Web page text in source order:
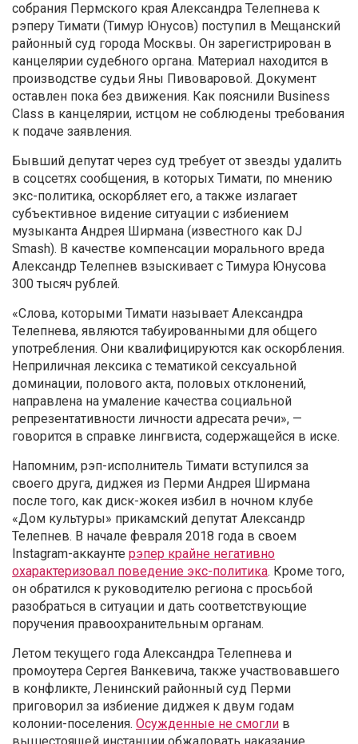
собрания Пермского края Александра Телепнева к
рэперу Тимати (Тимур Юнусов) поступил в Мещанский
районный суд города Москвы. Он зарегистрирован в
канцелярии судебного органа. Материал находится в
производстве судьи Яны Пивоваровой. Документ
оставлен пока без движения. Как пояснили Business
Class в канцелярии, истцом не соблюдены требования
к подаче заявления.
Бывший депутат через суд требует от звезды удалить
в соцсетях сообщения, в которых Тимати, по мнению
экс-политика, оскорбляет его, а также излагает
субъективное видение ситуации с избиением
музыканта Андрея Ширмана (известного как DJ
Smash). В качестве компенсации морального вреда
Александр Телепнев взыскивает с Тимура Юнусова
300 тысяч рублей.
«Слова, которыми Тимати называет Александра
Телепнева, являются табуированными для общего
употребления. Они квалифицируются как оскорбления.
Неприличная лексика с тематикой сексуальной
доминации, полового акта, половых отклонений,
направлена на умаление качества социальной
репрезентативности личности адресата речи», —
говорится в справке лингвиста, содержащейся в иске.
Напомним, рэп-исполнитель Тимати вступился за
своего друга, диджея из Перми Андрея Ширмана
после того, как диск-жокея избил в ночном клубе
«Дом культуры» прикамский депутат Александр
Телепнев. В начале февраля 2018 года в своем
Instagram-аккаунте рэпер крайне негативно
охарактеризовал поведение экс-политика. Кроме того,
он обратился к руководителю региона с просьбой
разобраться в ситуации и дать соответствующие
поручения правоохранительным органам.
Летом текущего года Александра Телепнева и
промоутера Сергея Ванкевича, также участвовавшего
в конфликте, Ленинский районный суд Перми
приговорил за избиение диджея к двум годам
колонии-поселения. Осужденные не смогли в